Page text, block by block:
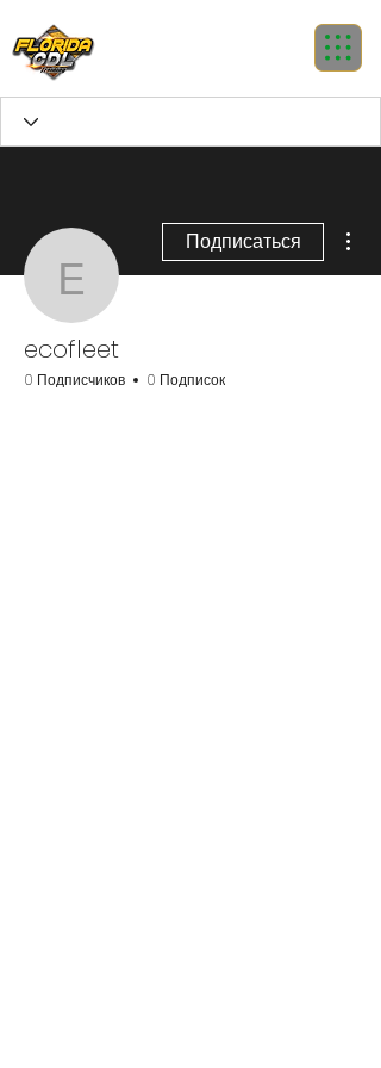
ecofleet
Подписаться
ecofleet
0 Подписчиков 0 Подписок